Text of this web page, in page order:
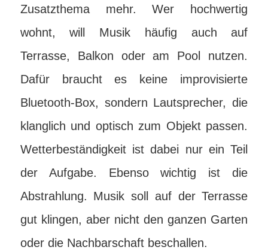
Zusatzthema mehr. Wer hochwertig
wohnt, will Musik häufig auch auf
Terrasse, Balkon oder am Pool nutzen.
Dafür braucht es keine improvisierte
Bluetooth-Box, sondern Lautsprecher, die
klanglich und optisch zum Objekt passen.
Wetterbeständigkeit ist dabei nur ein Teil
der Aufgabe. Ebenso wichtig ist die
Abstrahlung. Musik soll auf der Terrasse
gut klingen, aber nicht den ganzen Garten
oder die Nachbarschaft beschallen.